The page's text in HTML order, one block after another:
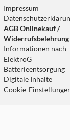
Impressum
AGB Onlinekauf /
Widerrufsbelehrung
Informationen nach
ElektroG
Batterieentsorgung
Digitale Inhalte
Cookie-